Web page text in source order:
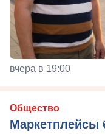
вчера в 19:00
Общество
Маркетплейсы